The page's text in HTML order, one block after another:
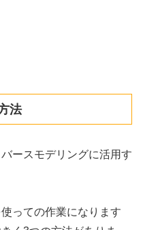
法
ースモデリングに活用す
っての作業になります